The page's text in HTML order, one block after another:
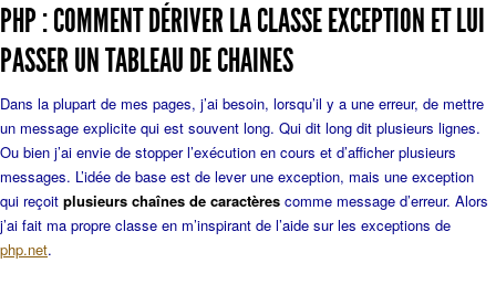
PHP : COMMENT DÉRIVER LA CLASSE EXCEPTION ET LUI
PASSER UN TABLEAU DE CHAINES
Dans la plupart de mes pages, j’ai besoin, lorsqu’il y a une erreur, de mettre
un message explicite qui est souvent long. Qui dit long dit plusieurs lignes.
Ou bien j’ai envie de stopper l’exécution en cours et d’afficher plusieurs
messages. L’idée de base est de lever une exception, mais une exception
qui reçoit plusieurs chaînes de caractères comme message d’erreur. Alors
j’ai fait ma propre classe en m’inspirant de l’aide sur les exceptions de
php.net.